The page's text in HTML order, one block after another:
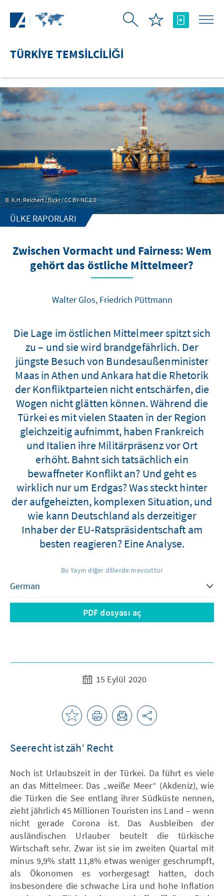
TÜRKIYE TEMSILCILIĞI
K.H. Reichert / flickr / CC BY-NC 2.0
ÜLKE RAPORLARI
Zwischen Vormacht und Fairness: Wem
gehört das östliche Mittelmeer?
Walter Glos, Friedrich Püttmann
Die Lage im östlichen Mittelmeer spitzt sich
zu – und sie wird brandgefährlich. Der
jüngste Besuch von Bundesaußenminister
Maas in Athen und Ankara hat die Rhetorik
der Konfliktparteien nicht entschärfen, die
Wogen nicht glätten können. Während die
Türkei es mit vielen Staaten in der Region
gleichzeitig aufnimmt, haben Frankreich
und Italien ihre Militärpräsenz vor Ort
erhöht. Bahnt sich tatsächlich ein
bewaffneter Konflikt an? Und geht es
wirklich nur um Erdgas? Was steckt hinter
der aufgeheizten, komplexen Situation, und
wie kann Deutschland als derzeitiger
Inhaber der EU-Ratspräsidentschaft am
besten reagieren? Eine Analyse.
Bu Yayın diğer dillerde mevcuttur
PDF dosyası aç
15 Eylül 2020
Seerecht ist zäh‘ Recht
Noch ist Urlaubszeit in der Türkei. Da führt es viele
an das Mittelmeer. Das „weiße Meer“ (Akdeniz), wie
die Türken die See entlang ihrer Südküste nennen,
zieht jährlich 45 Millionen Touristen ins Land – wenn
nicht gerade Corona ist. Das Ausbleiben der
ausländischen Urlauber beutelt die türkische
Wirtschaft sehr. Zwar ist sie im zweiten Quartal mit
minus 9,9% statt 11,8% etwas weniger geschrumpft,
als Ökonomen es vorhergesagt hatten, doch
insbesondere die schwache Lira und hohe Inflation